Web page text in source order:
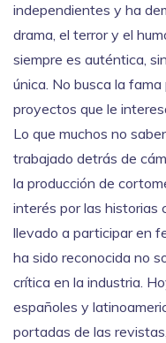
independientes y ha
drama, el terror y el
siempre es auténtica,
única. No busca la
proyectos que le
Lo que muchos no
trabajado detrás de
la producción de
interés por las historias
llevado a participar en
ha sido reconocida no
crítica en la industria.
españoles y
portadas de las